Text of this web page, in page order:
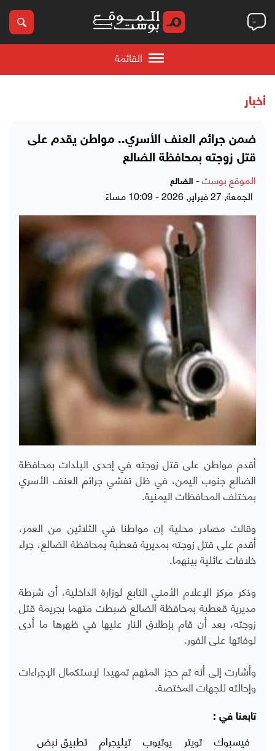
القائمة
أخبار
ضمن جرائم العنف الأسري.. مواطن يقدم على
قتل زوجته بمحافظة الضالع
الموقع بوست- الضالع
الجمعة, 27 فبراير, 2026 - 10:09 مساءً
أقدم مواطن على قتل زوجته في إحدى البلدات بمحافظة
الضالع جنوب اليمن، في ظل تفشي جرائم العنف الأسري
بمختلف المحافظات اليمنية.
وقالت مصادر محلية إن مواطنا في الثلاثين من العمر،
أقدم على قتل زوجته بمديرية قعطبة بمحافظة الضالع، جراء
خلافات عائلية بينهما.
وذكر مركز الإعلام الأمني التابع لوزارة الداخلية، أن شرطة
مديرية قعطبة بمحافظة الضالع ضبطت متهما بجريمة قتل
زوجته، بعد أن قام بإطلاق النار عليها في ظهرها ما أدى
لوفاتها على الفور.
وأشارت إلى أنه تم حجز المتهم تمهيدا لإستكمال الإجراءات
وإحالته للجهات المختصة.
تابعنا في :
فيسبوك تويتر يوتيوب تيليجرام تطبيق نبض